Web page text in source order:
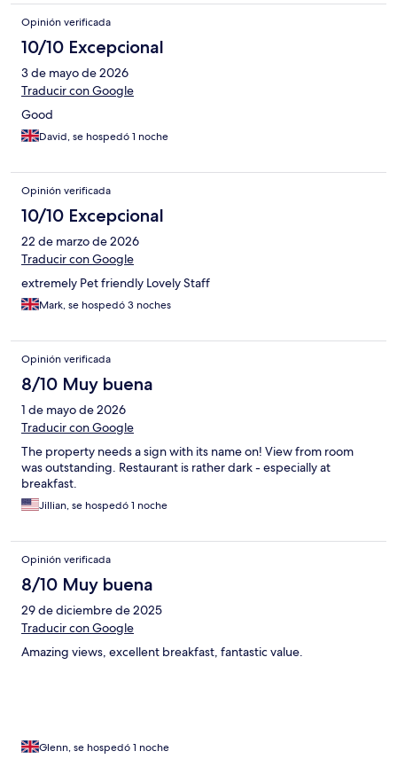
Opinión verificada
10/10 Excepcional
3 de mayo de 2026
Traducir con Google
Good
David, se hospedó 1 noche
Opinión verificada
10/10 Excepcional
22 de marzo de 2026
Traducir con Google
extremely Pet friendly Lovely Staff
Mark, se hospedó 3 noches
Opinión verificada
8/10 Muy buena
1 de mayo de 2026
Traducir con Google
The property needs a sign with its name on! View from room
was outstanding. Restaurant is rather dark - especially at
breakfast.
Jillian, se hospedó 1 noche
Opinión verificada
8/10 Muy buena
29 de diciembre de 2025
Traducir con Google
Amazing views, excellent breakfast, fantastic value.
Glenn, se hospedó 1 noche